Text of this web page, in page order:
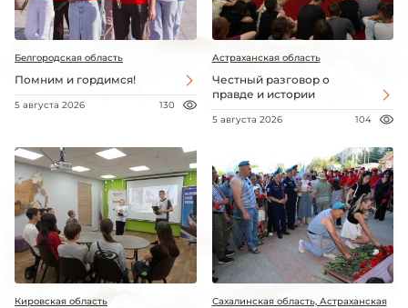
Белгородская область
Помним и гордимся!
5 августа 2026 130
Астраханская область
Честный разговор о
правде и истории
5 августа 2026 104
Кировская область
Сахалинская область, Астраханская